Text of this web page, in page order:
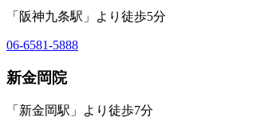
「阪神九条駅」より徒歩5分
06-6581-5888
新金岡院
「新金岡駅」より徒歩7分